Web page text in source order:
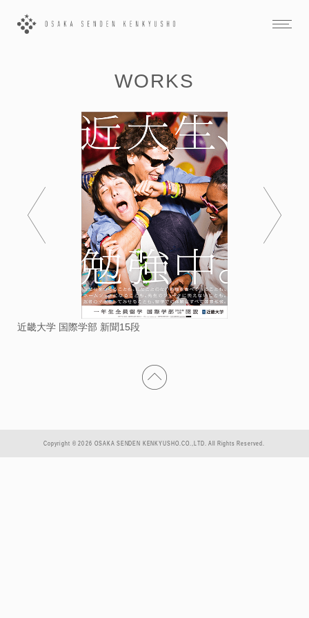
WORKS
近畿大学 国際学部 新聞15段
Copyright © 2026 OSAKA SENDEN KENKYUSHO.CO.,LTD. All Rights Reserved.